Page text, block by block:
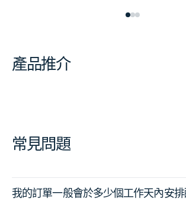
產品推介
常見問題
我的訂單一般會於多少個工作天內安排